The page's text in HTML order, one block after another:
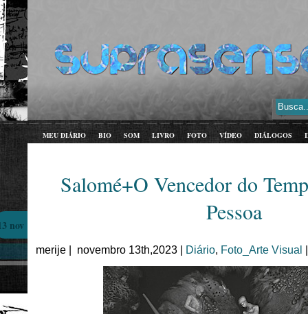
MEU DIÁRIO BIO SOM LIVRO FOTO VÍDEO DIÁLOGOS
Salomé+O Vencedor do
Pessoa
nov
merije | novembro 13th,2023 | Diário, Foto_Arte Visual